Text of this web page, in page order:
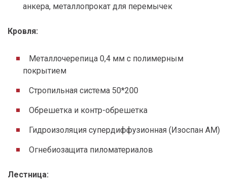
анкера, металлопрокат для перемычек
Кровля:
Металлочерепица 0,4 мм с полимерным
покрытием
Стропильная система 50*200
Обрешетка и контр-обрешетка
Гидроизоляция супердиффузионная (Изоспан АМ)
Огнебиозащита пиломатериалов
Лестница: